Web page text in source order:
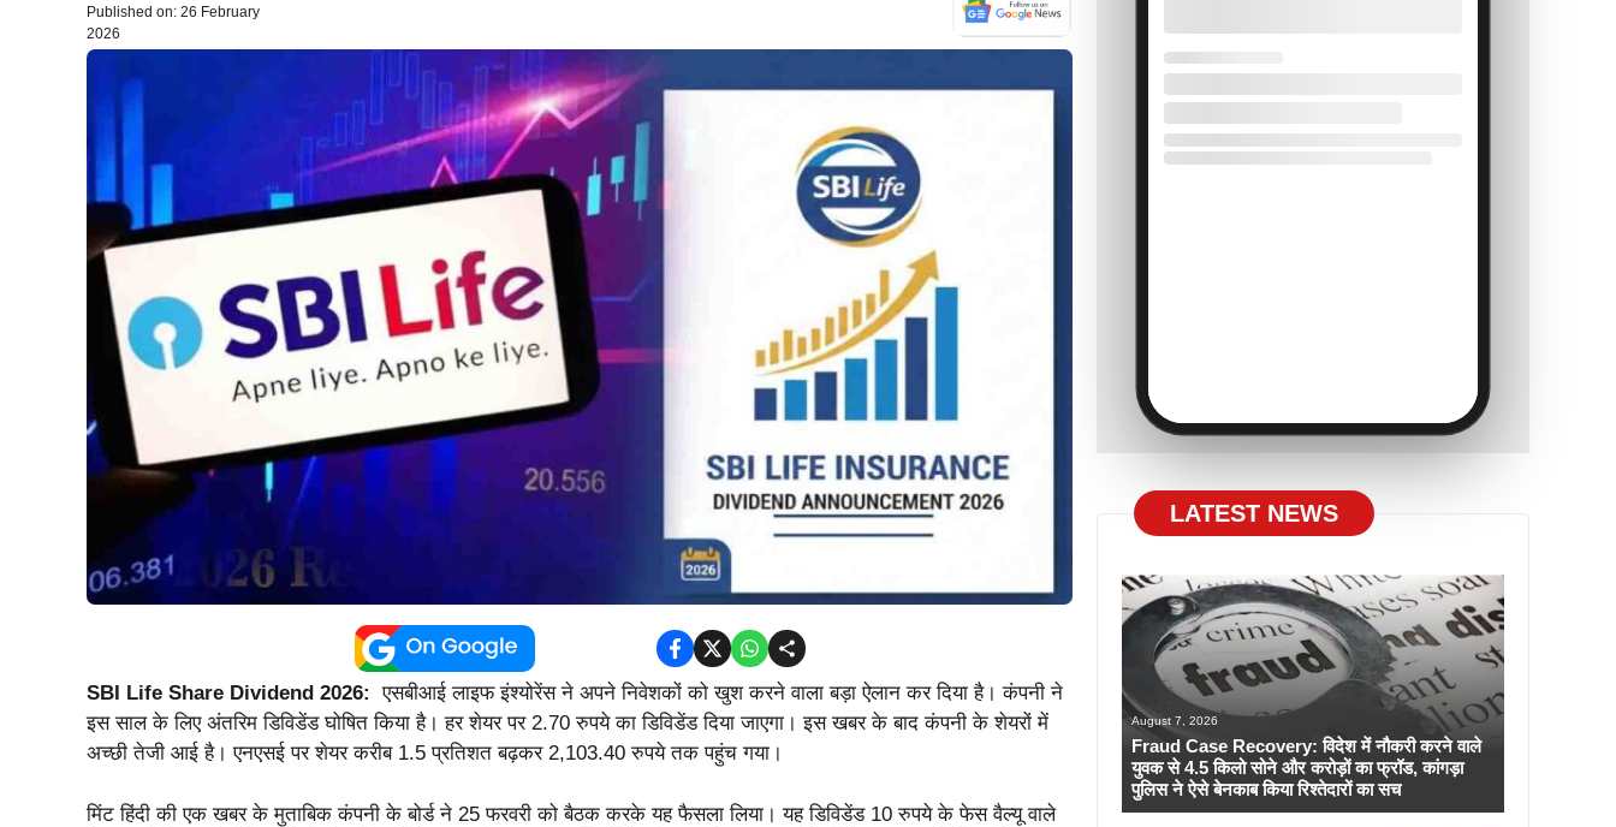
Published on: 26 February
2026
SBI Life Share Dividend 2026: एसबीआई लाइफ इंश्योरेंस ने अपने निवेशकों को खुश करने वाला बड़ा ऐलान कर दिया है। कंपनी ने
इस साल के लिए अंतरिम डिविडेंड घोषित किया है। हर शेयर पर 2.70 रुपये का डिविडेंड दिया जाएगा। इस खबर के बाद कंपनी के शेयरों में
अच्छी तेजी आई है। एनएसई पर शेयर करीब 1.5 प्रतिशत बढ़कर 2,103.40 रुपये तक पहुंच गया।
मिंट हिंदी की एक खबर के मुताबिक कंपनी के बोर्ड ने 25 फरवरी को बैठक करके यह फैसला लिया। यह डिविडेंड 10 रुपये के फेस वैल्यू वाले
LATEST NEWS
August 7, 2026
Fraud Case Recovery: विदेश में नौकरी करने वाले
युवक से 4.5 किलो सोने और करोड़ों का फ्रॉड, कांगड़ा
पुलिस ने ऐसे बेनकाब किया रिश्तेदारों का सच